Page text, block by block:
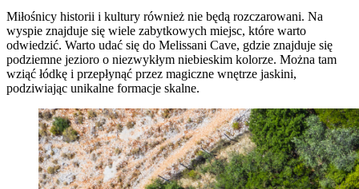
Miłośnicy historii i kultury również nie będą rozczarowani. Na
wyspie znajduje się wiele zabytkowych miejsc, które warto
odwiedzić. Warto udać się do Melissani Cave, gdzie znajduje się
podziemne jezioro o niezwykłym niebieskim kolorze. Można tam
wziąć łódkę i przepłynąć przez magiczne wnętrze jaskini,
podziwiając unikalne formacje skalne.